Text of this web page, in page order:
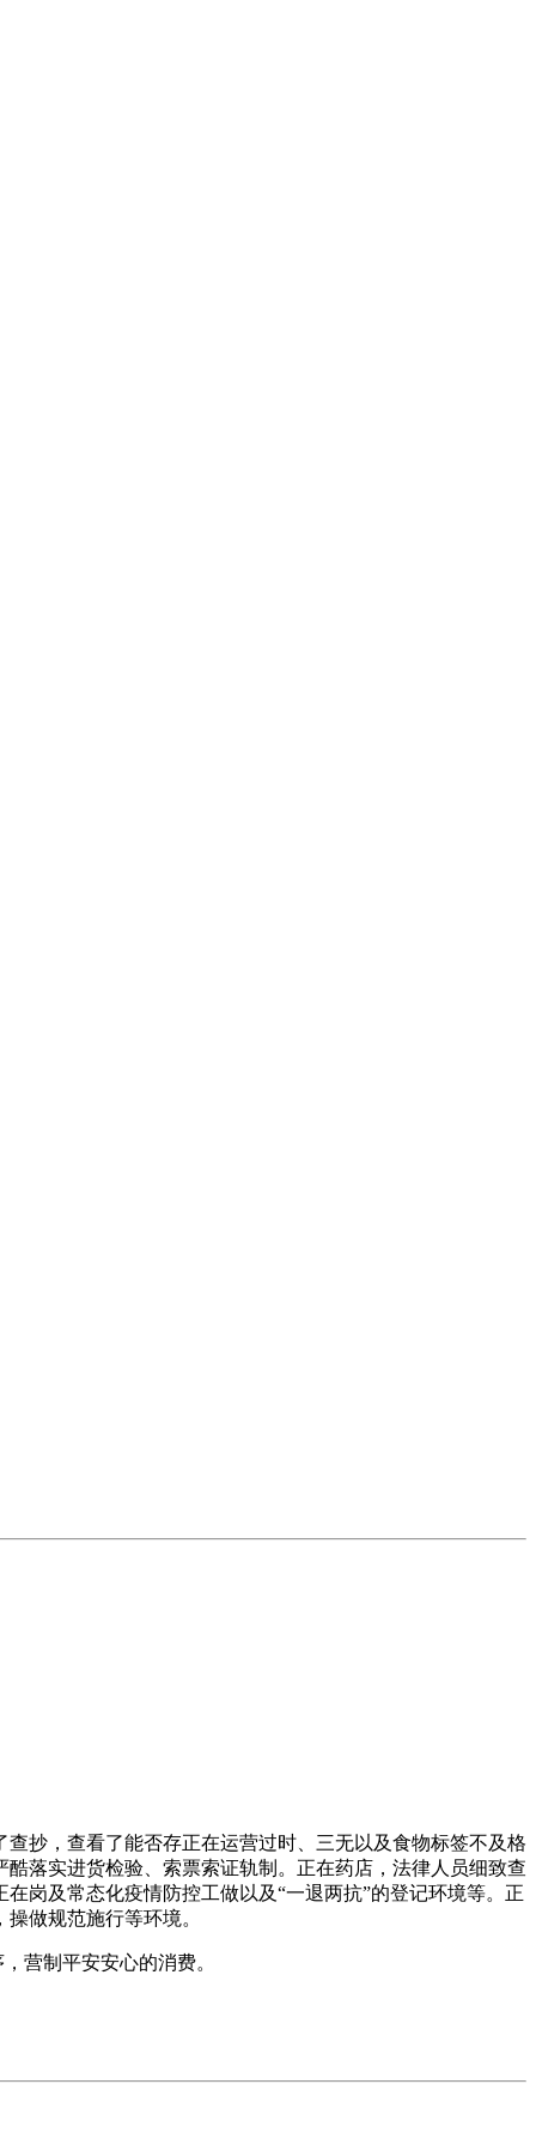
抄，查看了能否存正在运营过时、三无以及食物标签不及格
落实进货检验、索票索证轨制。正在药店，法律人员细致查
岗及常态化疫情防控工做以及“一退两抗”的登记环境等。正
做规范施行等环境。
营制平安安心的消费。